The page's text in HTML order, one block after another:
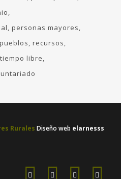
personas mayores
pueblos recursos
tiempo libre
Rurales Diseño web elarnesss